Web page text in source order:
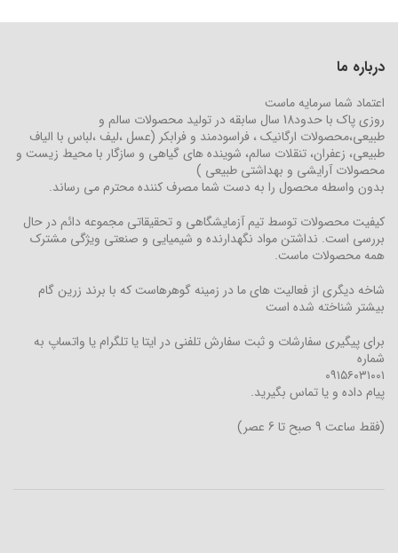
درباره ما
اعتماد شما سرمایه ماست
روزی پاک با حدود18 سال سابقه در تولید محصولات سالم و
طبیعی،محصولات ارگانیک ، فراسودمند و فرابکر (عسل ،لیف ،لباس با الیاف
طبیعی، زعفران، تنقلات سالم، شوینده های گیاهی و سازگار با محیط زیست و
محصولات آرایشی و بهداشتی طبیعی )
بدون واسطه محصول را به دست شما مصرف کننده محترم می رساند.
کیفیت محصولات توسط تیم آزمایشگاهی و تحقیقاتی مجموعه دائم در حال
بررسی است. نداشتن مواد نگهدارنده و شیمیایی و صنعتی ویژگی مشترک
همه محصولات ماست.
شاخه دیگری از فعالیت های ما در زمینه گوهرهاست که با برند زرین گام
بیشتر شناخته شده است
برای پیگیری سفارشات و ثبت سفارش تلفنی در ایتا یا تلگرام یا واتساپ به
شماره
۰۹۱۵۶۰۳۱۰۰۱
پیام داده و یا تماس بگیرید.
(فقط ساعت 9 صبح تا 6 عصر)